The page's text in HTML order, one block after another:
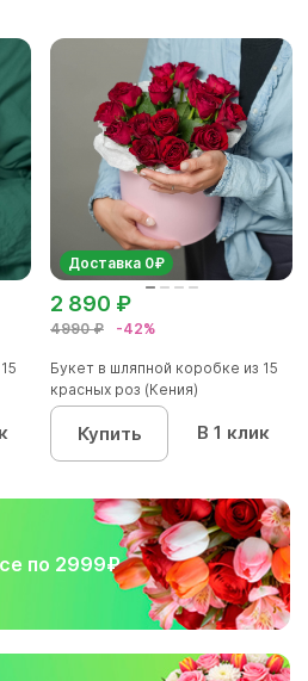
Доставка 0₽
4990 ₽ -42%
2 890 ₽
Букет в шляпной коробке из 15
красных роз (Кения)
Купить В 1 клик
по 2999₽